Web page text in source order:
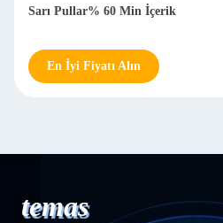
Sarı Pullar% 60 Min İçerik
En İyi Fiyatı Alın
temas